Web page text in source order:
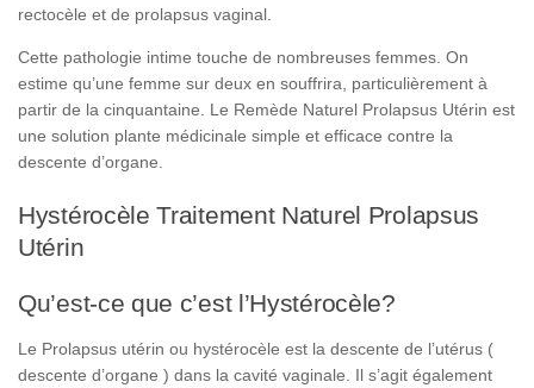
rectocèle et de prolapsus vaginal.
Cette pathologie intime touche de nombreuses femmes. On
estime qu’une femme sur deux en souffrira, particulièrement à
partir de la cinquantaine. Le Remède Naturel Prolapsus Utérin est
une solution plante médicinale simple et efficace contre la
descente d’organe.
Hystérocèle Traitement Naturel Prolapsus
Utérin
Qu’est-ce que c’est l’Hystérocèle?
Le Prolapsus utérin ou hystérocèle est la descente de l’utérus (
descente d’organe ) dans la cavité vaginale. Il s’agit également